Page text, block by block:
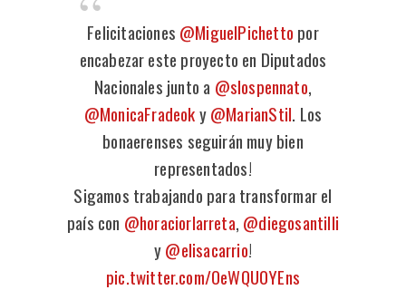
Felicitaciones @MiguelPichetto por
encabezar este proyecto en Diputados
Nacionales junto a @slospennato,
@MonicaFradeoky@MarianStil. Los
bonaerenses seguirán muy bien
representados!
Sigamos trabajando para transformar el
país con @horaciorlarreta, @diegosantilli
y@elisacarrio!
pic.twitter.com/OeWQU0YEns